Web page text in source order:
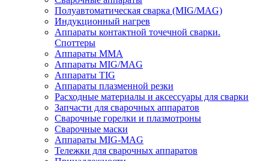
Полуавтоматическая сварка (MIG/MAG)
Индукционный нагрев
Аппараты контактной точечной сварки.
Споттеры
Аппараты MMA
Аппараты MIG/MAG
Аппараты TIG
Аппараты плазменной резки
Расходные материалы и аксессуары для сварки
Запчасти для сварочных аппаратов
Сварочные горелки и плазмотроны
Сварочные маски
Аппараты MIG-MAG
Тележки для сварочных аппаратов